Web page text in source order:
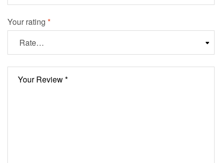
Your rating *